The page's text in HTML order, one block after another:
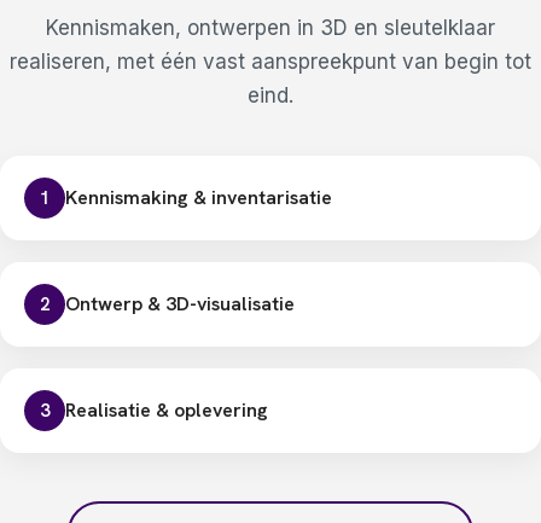
Kennismaken, ontwerpen in 3D en sleutelklaar
realiseren, met één vast aanspreekpunt van begin tot
eind.
1 Kennismaking & inventarisatie
2 Ontwerp & 3D-visualisatie
3 Realisatie & oplevering